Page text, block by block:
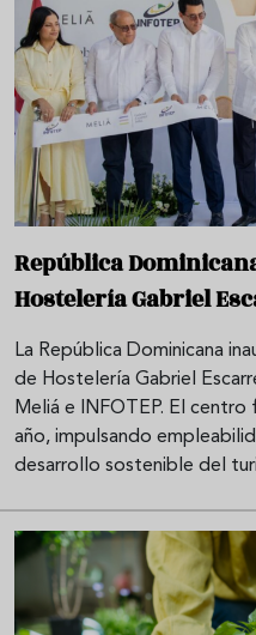
República
Hostelería Gabriel
La República Dominicana
de Hostelería Gabriel
Meliá e INFOTEP. El centro
año, impulsando
desarrollo sostenible del